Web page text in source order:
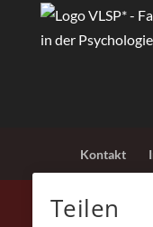
Kontakt
Teilen